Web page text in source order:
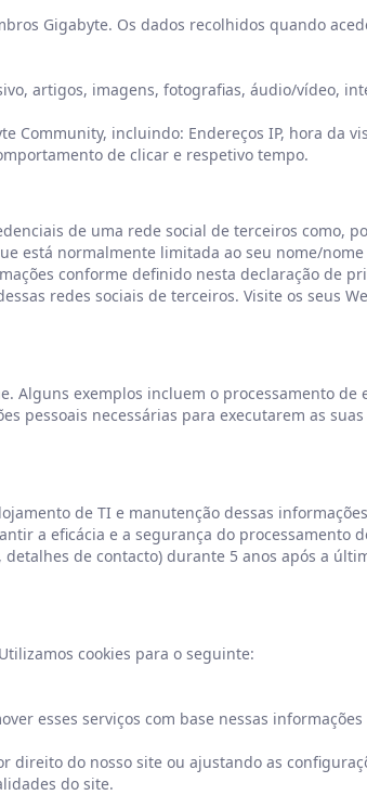
Gigabyte. Os dados recolhidos quando
artigos, imagens, fotografias, áudio/vídeo,
Community, incluindo: Endereços IP, hora da
de clicar e respetivo tempo.
de uma rede social de terceiros como,
está normalmente limitada ao seu nome/
conforme definido nesta declaração de
redes sociais de terceiros. Visite os seus
Alguns exemplos incluem o processamento de
pessoais necessárias para executarem as
de TI e manutenção dessas
a eficácia e a segurança do processamento
de contacto) durante 5 anos após a
cookies para o seguinte:
esses serviços com base nessas informações
direito do nosso site ou ajustando as
do site.